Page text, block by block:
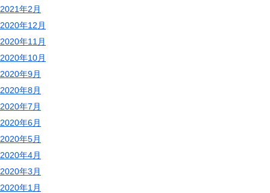
2021年2月
2020年12月
2020年11月
2020年10月
2020年9月
2020年8月
2020年7月
2020年6月
2020年5月
2020年4月
2020年3月
2020年1月